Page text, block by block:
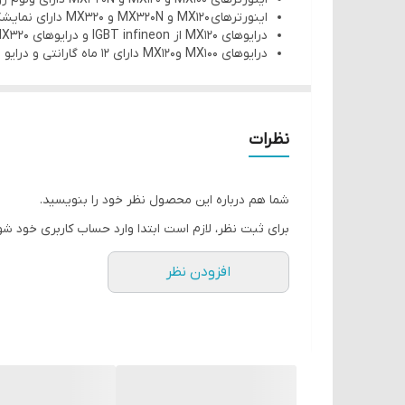
اینورترهای MX120 و MX320N و MX320 دارای نمایشگر قابل تفکیک و قابل نصب بر روی درب تابلو میباشند.
درایوهای MX120 از IGBT infineon و درایوهای MX320 از IGBT fuji استفاده شده است.
درایوهای MX100 وMX120 دارای 12 ماه گارانتی و درایو MX320 و MX320N دارای 24 ماه گارانتی میباشد.
نظرات
شما هم درباره این محصول نظر خود را بنویسید.
برای ثبت نظر، لازم است ابتدا وارد حساب کاربری خود
افزودن نظر